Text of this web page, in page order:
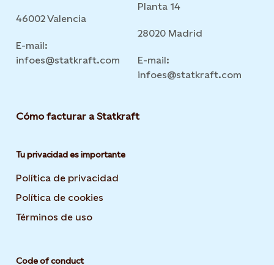
46002 Valencia
E-mail:
infoes@statkraft.com
Planta 14
28020 Madrid
E-mail:
infoes@statkraft.com
Cómo facturar a Statkraft
Tu privacidad es importante
Política de privacidad
Política de cookies
Términos de uso
Code of conduct